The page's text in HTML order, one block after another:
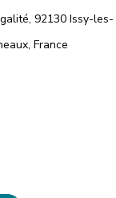
92130 Issy-les-
France